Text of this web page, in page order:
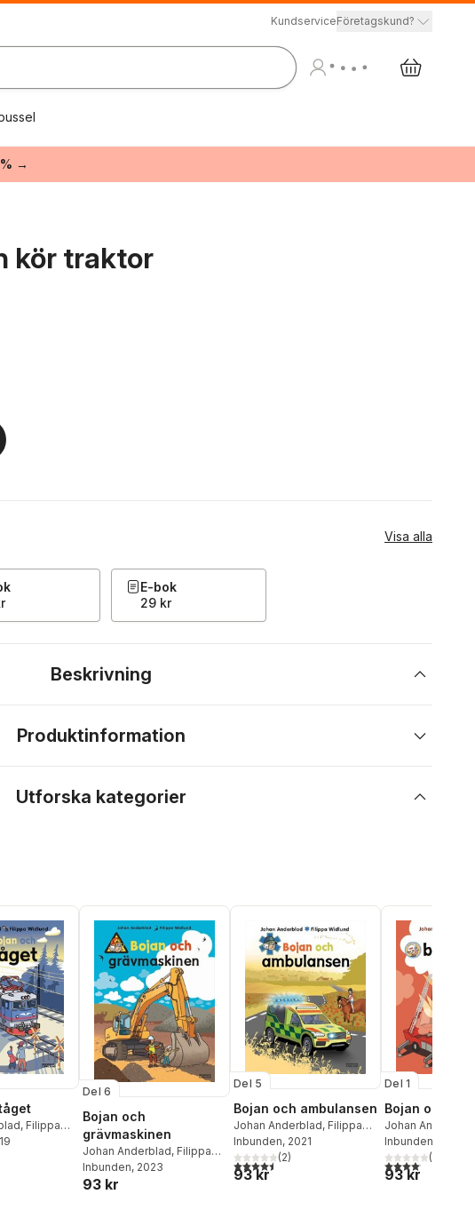
KundserviceFöretagskund?
→
kör traktor
Visa alla
E-bok
29 kr
Beskrivning
Produktinformation
Utforska kategorier
, Filippa
Totalt antal röster:
Del 6
Bojan och
grävmaskinen
Johan Anderblad, Filippa
Widlund
Inbunden, 2023
93 kr
Del 5
Bojan och ambulansen
Johan Anderblad, Filippa
Widlund
Inbunden, 2021
4,5utav 5 stjärnor. Totalt antal röster:
(2)
93 kr
Del 1
Bojan och
Johan Anderblad
Widlund
Inbunden
4,1utav 5(
93 kr